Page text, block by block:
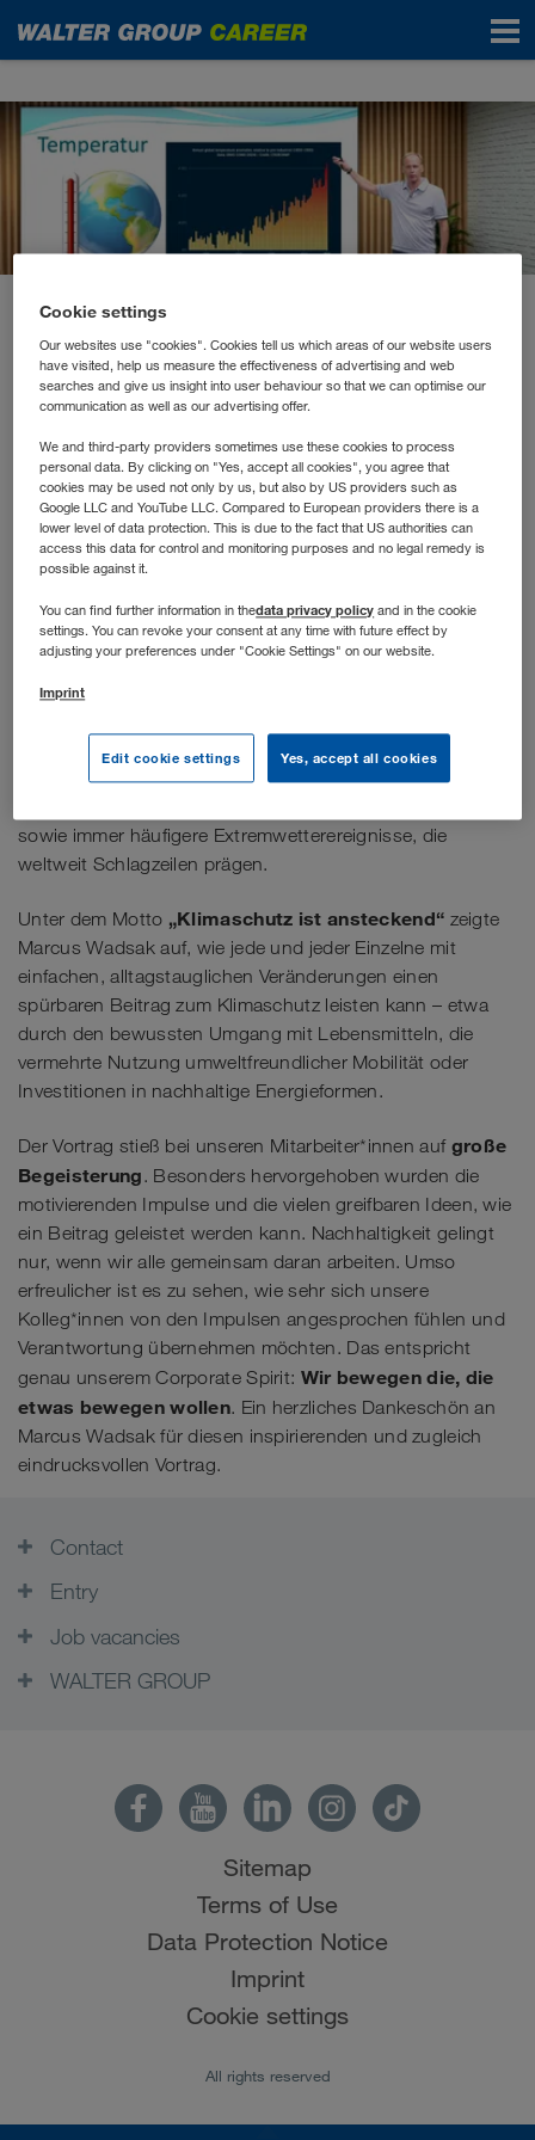
News
„Green for Future“:
Klimaschutz-Impulse von
Marcus Wadsak
Im Rahmen unserer Nachhaltigkeitsinitiative„Green
for Future“durften wir den renommierten
Meteorologen, Radio- und TV-Moderator sowie
SachbuchautorMarcus Wadsakim WALTER
Studio in Wiener Neudorf begrüßen.
der WALTER GROUP sprach er über Entwicklungen, die
uns alle betreffen: Hitze-Sommer und
sowie immer häufigere Extremwetterereignisse, die
weltweit Schlagzeilen prägen.
Unter dem Motto „Klimaschutz ist ansteckend“ zeigte
Marcus Wadsak auf, wie jede und jeder Einzelne mit
einfachen, alltagstauglichen Veränderungen einen
spürbaren Beitrag zum Klimaschutz leisten kann – etwa
durch den bewussten Umgang mit Lebensmitteln, die
vermehrte Nutzung umweltfreundlicher Mobilität oder
Investitionen in nachhaltige Energieformen.
Der Vortrag stieß bei unseren Mitarbeiter*innen auf große
Begeisterung. Besonders hervorgehoben wurden die
motivierenden Impulse und die vielen greifbaren Ideen, wie
ein Beitrag geleistet werden kann. Nachhaltigkeit gelingt
nur, wenn wir alle gemeinsam daran arbeiten. Umso
erfreulicher ist es zu sehen, wie sehr sich unsere
Kolleg*innen von den Impulsen angesprochen fühlen und
Verantwortung übernehmen möchten. Das entspricht
genau unserem Corporate Spirit: Wir bewegen die, die
etwas bewegen wollen. Ein herzliches Dankeschön an
Marcus Wadsak für diesen inspirierenden und zugleich
eindrucksvollen Vortrag.
Contact
Entry
Job vacancies
WALTER GROUP
Sitemap
Terms of Use
Data Protection Notice
Imprint
Cookie settings
All rights reserved
Cookie settings
Our websites use "cookies". Cookies tell us which areas of our website users
have visited, help us measure the effectiveness of advertising and web
searches and give us insight into user behaviour so that we can optimise our
communication as well as our advertising offer.
We and third-party providers sometimes use these cookies to process
personal data. By clicking on "Yes, accept all cookies", you agree that
cookies may be used not only by us, but also by US providers such as
Google LLC and YouTube LLC. Compared to European providers there is a
lower level of data protection. This is due to the fact that US authorities can
access this data for control and monitoring purposes and no legal remedy is
possible against it.
You can find further information in thedata privacy policy and in the cookie
settings. You can revoke your consent at any time with future effect by
adjusting your preferences under "Cookie Settings" on our website.
Imprint
Edit cookie settings Yes, accept all cookies